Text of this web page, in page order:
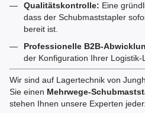
Qualitätskontrolle: Eine
dass der Schubmaststapler
bereit ist.
Professionelle B2B-
der Konfiguration Ihrer Logistik-
Wir sind auf Lagertechnik von
Sie einen Mehrwege-
stehen Ihnen unsere Experten